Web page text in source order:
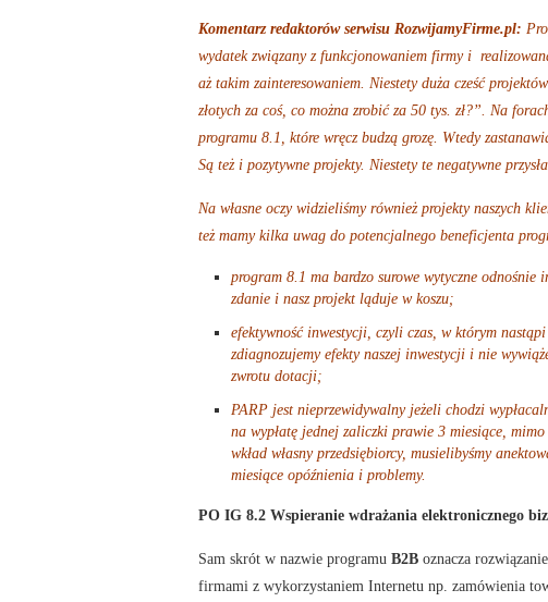
Komentarz redaktorów serwisu RozwijamyFirme.pl:
wydatek związany z funkcjonowaniem firmy i
aż takim zainteresowaniem. Niestety duża cześć
złotych za coś, co można zrobić za 50 tys. zł?”. Na
programu 8.1, które wręcz budzą grozę. Wtedy
Są też i pozytywne projekty. Niestety te negatywne
Na własne oczy widzieliśmy również projekty naszych
też mamy kilka uwag do potencjalnego beneficjenta
program 8.1 ma bardzo surowe wytyczne
zdanie i nasz projekt ląduje w koszu;
efektywność inwestycji, czyli czas, w którym
zdiagnozujemy efekty naszej inwestycji i nie
zwrotu dotacji;
PARP jest nieprzewidywalny jeżeli chodzi
na wypłatę jednej zaliczki prawie 3 miesiące,
wkład własny przedsiębiorcy, musielibyśmy
miesiące opóźnienia i problemy.
PO IG 8.2 Wspieranie wdrażania elektronicznego
Sam skrót w nazwie programu B2B oznacza rozwiązanie
firmami z wykorzystaniem Internetu np. zamówienia